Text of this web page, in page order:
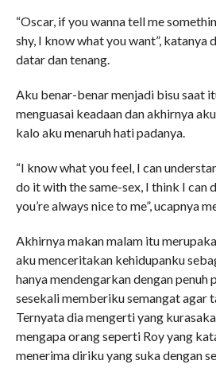
“Oscar, if you wanna tell me
shy, I know what you want”, katanya
datar dan tenang.
Aku benar-benar menjadi bisu saat
menguasai keadaan dan akhirnya
kalo aku menaruh hati padanya.
“I know what you feel, I can
do it with the same-sex, I think I can
you’re always nice to me”, ucapnya
Akhirnya makan malam itu
aku menceritakan kehidupanku
hanya mendengarkan dengan penuh
sesekali memberiku semangat agar
Ternyata dia mengerti yang
mengapa orang seperti Roy yang
menerima diriku yang suka dengan